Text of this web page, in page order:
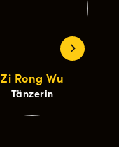
Zi Rong Wu
Tänzerin